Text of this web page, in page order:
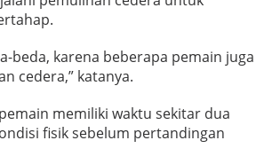
beda, karena beberapa pemain juga
cedera,” katanya.
memiliki waktu sekitar dua
fisik sebelum pertandingan